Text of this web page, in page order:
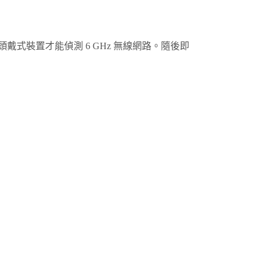
戴式裝置才能偵測 6 GHz 無線網路。隨後即